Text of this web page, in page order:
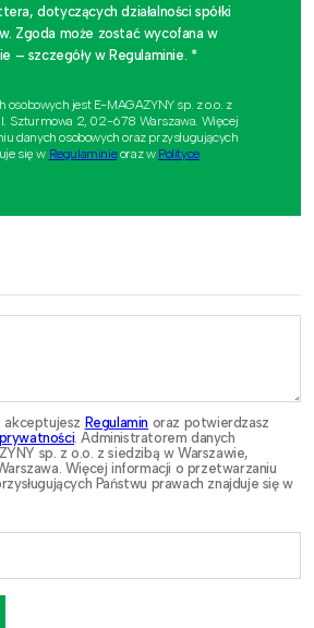
dotyczących działalności spółki
Zgoda może zostać wycofana w
– szczegóły w Regulaminie. *
jest E-MAGAZYNY sp. z o.o. z
Szturmowa 2, 02-678 Warszawa. Więcej
danych osobowych oraz przysługujących
się w Regulaminieoraz w Polityce
akceptujesz Regulamin oraz potwierdzasz
. Administratorem danych
sp. z o.o. z siedzibą w Warszawie,
Więcej informacji o przetwarzaniu
Państwu prawach znajduje się w